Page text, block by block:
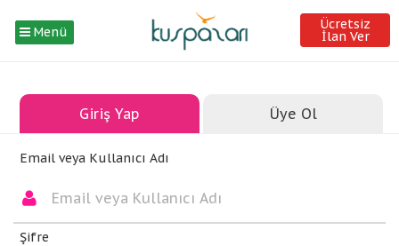
Menü Ücretsiz
İlan Ver
Giriş Yap Üye Ol
Email veya Kullanıcı Adı
Şifre